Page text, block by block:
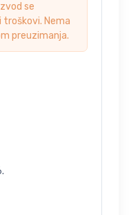
se
troškovi. Nema
preuzimanja.